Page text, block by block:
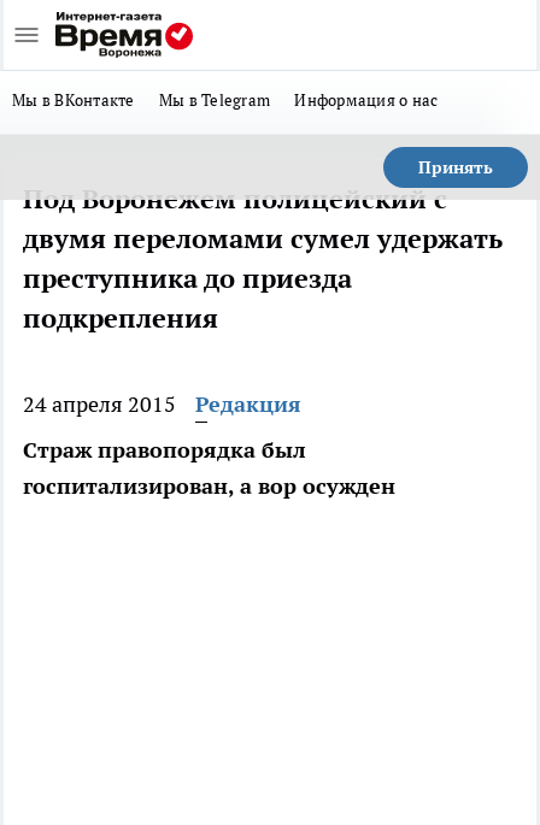
Мы в ВКонтакте Мы в Telegram Информация о нас
Принять
Под Воронежем полицейский с
двумя переломами сумел удержать
преступника до приезда
подкрепления
24 апреля 2015
Редакция
Страж правопорядка был
госпитализирован, а вор осужден